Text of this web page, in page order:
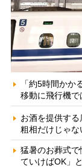
「約5時間か
移動に飛行機
お酒を提供す
粗相だけじゃな
猛暑のお葬式
ていけばOK」